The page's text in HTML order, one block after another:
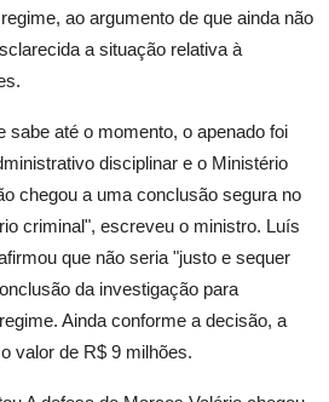
ao argumento de que ainda não
a situação relativa à
sabe até o momento, o apenado foi
disciplinar e o Ministério
chegou a uma conclusão segura no
criminal", escreveu o ministro. Luís
que não seria "justo e sequer
da investigação para
Ainda conforme a decisão, a
valor de R$ 9 milhões.